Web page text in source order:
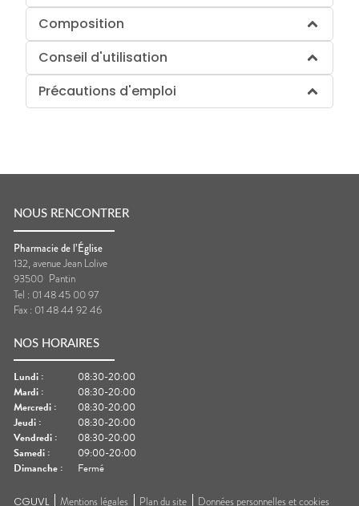
Composition
Conseil d'utilisation
Précautions d'emploi
NOUS RENCONTRER
Pharmacie de l’Église
132, avenue Jean Lolive
93500 Pantin
Tel : 01 48 45 00 97
Fax : 01 48 44 92 46
NOS HORAIRES
Lundi :
08:30-20:00
Mardi :
08:30-20:00
Mercredi :
08:30-20:00
Jeudi :
08:30-20:00
Vendredi :
08:30-20:00
Samedi :
09:00-20:00
Dimanche : Fermé
CGUVL Mentions légales Plan du site Données personnelles et cookies